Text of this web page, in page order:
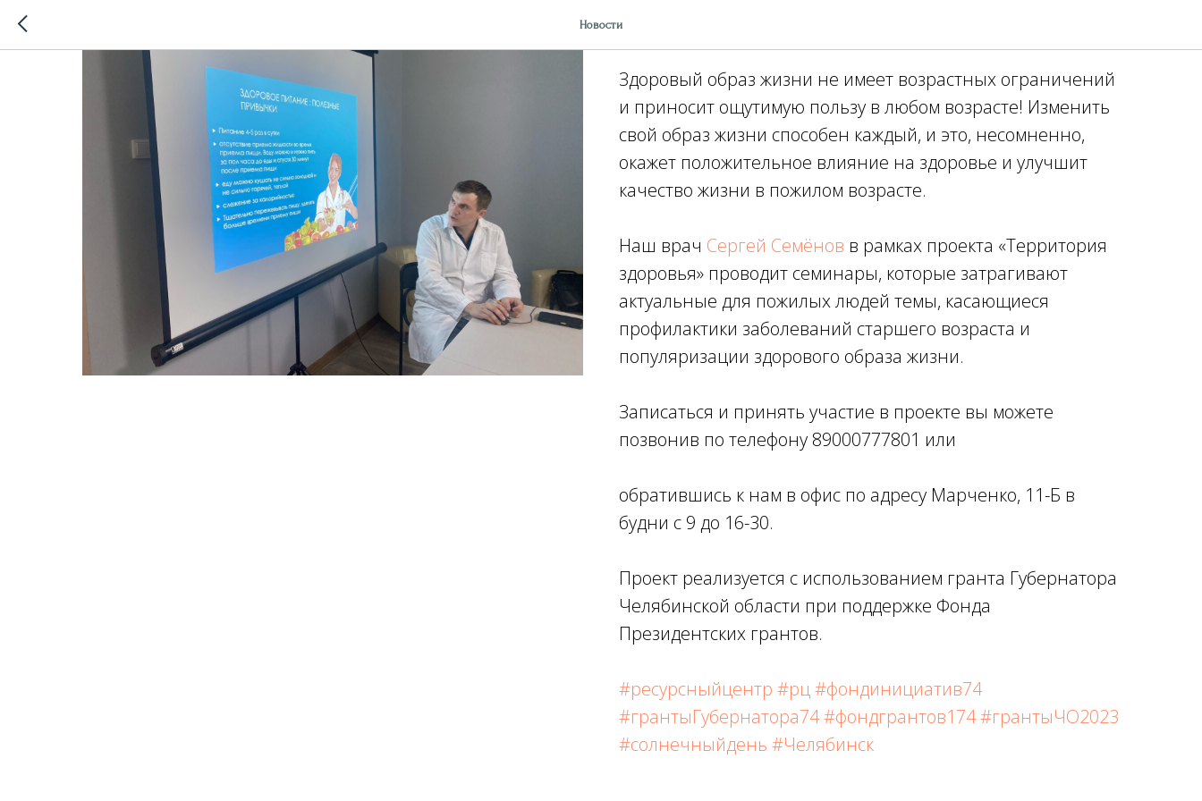
НовостиПровели семинары по ЗОЖ
Здоровый образ жизни не имеет возрастных ограничений
и приносит ощутимую пользу в любом возрасте! Изменить
свой образ жизни способен каждый, и это, несомненно,
окажет положительное влияние на здоровье и улучшит
качество жизни в пожилом возрасте.
Наш врач Сергей Семёнов в рамках проекта «Территория
здоровья» проводит семинары, которые затрагивают
актуальные для пожилых людей темы, касающиеся
профилактики заболеваний старшего возраста и
популяризации здорового образа жизни.
Записаться и принять участие в проекте вы можете
позвонив по телефону 89000777801 или
обратившись к нам в офис по адресу Марченко, 11-Б в
будни с 9 до 16-30.
Проект реализуется с использованием гранта Губернатора
Челябинской области при поддержке Фонда
Президентских грантов.
#ресурсныйцентр #рц#фондинициатив74
#грантыГубернатора74#фондгрантов174#грантыЧО2023
#солнечныйдень #Челябинск